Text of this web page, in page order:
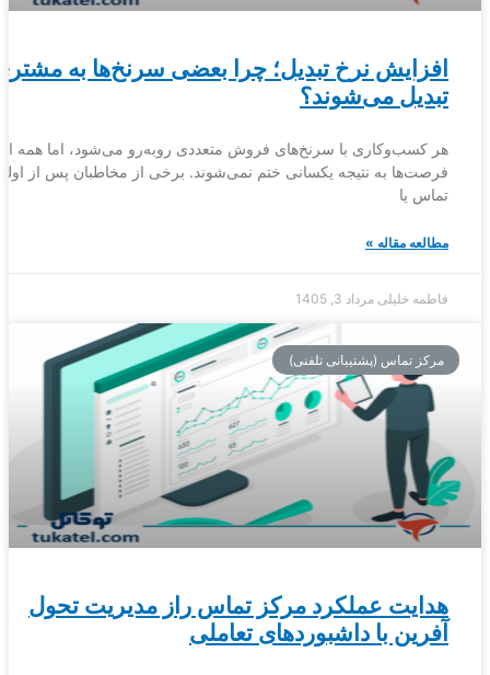
افزایش نرخ تبدیل؛ چرا بعضی سرنخ‌ها به
تبدیل می‌شوند؟
هر کسب‌وکاری با سرنخ‌های فروش متعددی روبه‌رو می‌شود، اما همه
فرصت‌ها به نتیجه یکسانی ختم نمی‌شوند. برخی از مخاطبان پس از
تماس یا
مطالعه مقاله »
فاطمه خلیلی مرداد 3, 1405
مرکز تماس (پشتیبانی تلفنی)
هدایت عملکرد مرکز تماس راز مدیریت تحول
آفرین با داشبوردهای تعاملی